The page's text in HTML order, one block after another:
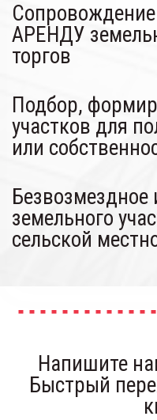
АРЕНДУ
торгов
Подбор,
участков для
или
Безвозмездное
земельного
сельской
Напишите
Быстрый